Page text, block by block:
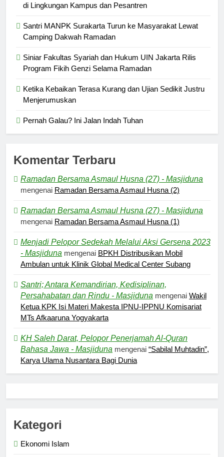
di Lingkungan Kampus dan Pesantren
Santri MANPK Surakarta Turun ke Masyarakat Lewat
Camping Dakwah Ramadan
Siniar Fakultas Syariah dan Hukum UIN Jakarta Rilis
Program Fikih Genzi Selama Ramadan
Ketika Kebaikan Terasa Kurang dan Ujian Sedikit Justru
Menjerumuskan
Pernah Galau? Ini Jalan Indah Tuhan
Komentar Terbaru
Ramadan Bersama Asmaul Husna (27) - Masjiduna
mengenai Ramadan Bersama Asmaul Husna (2)
Ramadan Bersama Asmaul Husna (27) - Masjiduna
mengenai Ramadan Bersama Asmaul Husna (1)
Menjadi Pelopor Sedekah Melalui Aksi Gersena 2023
- Masjiduna mengenai BPKH Distribusikan Mobil
Ambulan untuk Klinik Global Medical Center Subang
Santri; Antara Kemandirian, Kedisiplinan,
Persahabatan dan Rindu - Masjiduna mengenai Wakil
Ketua KPK Isi Materi Makesta IPNU-IPPNU Komisariat
MTs Afkaaruna Yogyakarta
KH Saleh Darat, Pelopor Penerjamah Al-Quran
Bahasa Jawa - Masjiduna mengenai “Sabilal Muhtadin”,
Karya Ulama Nusantara Bagi Dunia
Kategori
Ekonomi Islam
6